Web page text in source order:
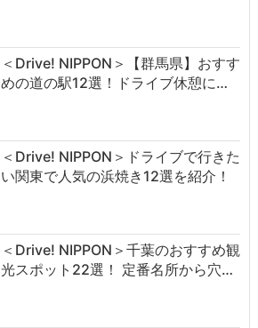
＜Drive! NIPPON＞【群馬県】おすす
めの道の駅12選！ドライブ休憩に…
＜Drive! NIPPON＞ドライブで行きた
い関東で人気の浜焼き12選を紹介！
＜Drive! NIPPON＞千葉のおすすめ観
光スポット22選！ 定番名所から穴…